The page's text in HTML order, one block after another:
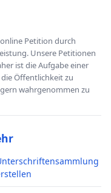
Petition durch
Unsere Petitionen
ist die Aufgabe einer
Öffentlichkeit zu
wahrgenommen zu